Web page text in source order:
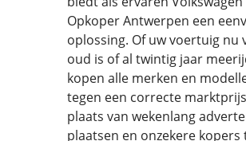
Opkoper Antwerpen een
oplossing. Of uw voertuig nu
oud is of al twintig jaar
kopen alle merken en
tegen een correcte
plaats van wekenlang
plaatsen en onzekere kopers